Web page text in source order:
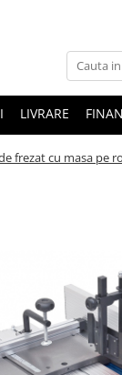
LIVRARE
frezat cu masa pe